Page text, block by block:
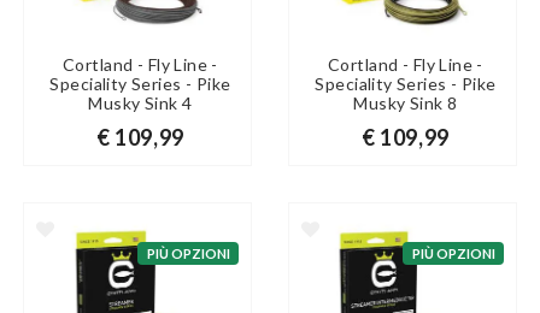
Cortland - Fly Line -
Speciality Series - Pike
Musky Sink 4
€ 109,99
Cortland - Fly Line -
Speciality Series - Pike
Musky Sink 8
€ 109,99
PIÙ OPZIONI PIÙ OPZIONI